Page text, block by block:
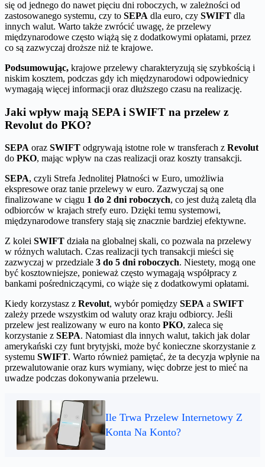
się od jednego do nawet pięciu dni roboczych, w zależności od
zastosowanego systemu, czy to SEPA dla euro, czy SWIFT dla
innych walut. Warto także zwrócić uwagę, że przelewy
międzynarodowe często wiążą się z dodatkowymi opłatami, przez
co są zazwyczaj droższe niż te krajowe.
Podsumowując, krajowe przelewy charakteryzują się szybkością i
niskim kosztem, podczas gdy ich międzynarodowi odpowiednicy
wymagają więcej informacji oraz dłuższego czasu na realizację.
Jaki wpływ mają SEPA i SWIFT na przelew z
Revolut do PKO?
SEPA oraz SWIFT odgrywają istotne role w transferach z Revolut
do PKO, mając wpływ na czas realizacji oraz koszty transakcji.
SEPA, czyli Strefa Jednolitej Płatności w Euro, umożliwia
ekspresowe oraz tanie przelewy w euro. Zazwyczaj są one
finalizowane w ciągu 1 do 2 dni roboczych, co jest dużą zaletą dla
odbiorców w krajach strefy euro. Dzięki temu systemowi,
międzynarodowe transfery stają się znacznie bardziej efektywne.
Z kolei SWIFT działa na globalnej skali, co pozwala na przelewy
w różnych walutach. Czas realizacji tych transakcji mieści się
zazwyczaj w przedziale 3 do 5 dni roboczych. Niestety, mogą one
być kosztowniejsze, ponieważ często wymagają współpracy z
bankami pośredniczącymi, co wiąże się z dodatkowymi opłatami.
Kiedy korzystasz z Revolut, wybór pomiędzy SEPA a SWIFT
zależy przede wszystkim od waluty oraz kraju odbiorcy. Jeśli
przelew jest realizowany w euro na konto PKO, zaleca się
korzystanie z SEPA. Natomiast dla innych walut, takich jak dolar
amerykański czy funt brytyjski, może być konieczne skorzystanie z
systemu SWIFT. Warto również pamiętać, że ta decyzja wpłynie na
przewalutowanie oraz kurs wymiany, więc dobrze jest to mieć na
uwadze podczas dokonywania przelewu.
Ile Trwa Przelew Internetowy Z
Konta Na Konto?